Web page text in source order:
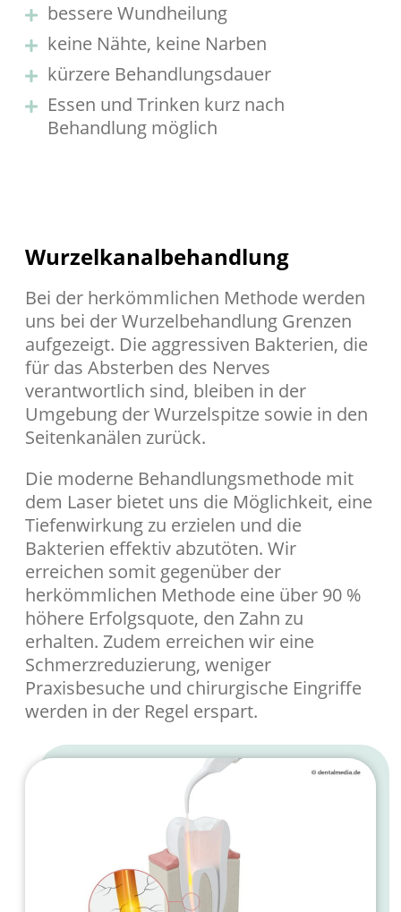
bessere Wundheilung
keine Nähte, keine Narben
kürzere Behandlungsdauer
Essen und Trinken kurz nach
Behandlung möglich
Wurzelkanalbehandlung
Bei der herkömmlichen Methode werden
uns bei der Wurzelbehandlung Grenzen
aufgezeigt. Die aggressiven Bakterien, die
für das Absterben des Nerves
verantwortlich sind, bleiben in der
Umgebung der Wurzelspitze sowie in den
Seitenkanälen zurück.
Die moderne Behandlungsmethode mit
dem Laser bietet uns die Möglichkeit, eine
Tiefenwirkung zu erzielen und die
Bakterien effektiv abzutöten. Wir
erreichen somit gegenüber der
herkömmlichen Methode eine über 90 %
höhere Erfolgsquote, den Zahn zu
erhalten. Zudem erreichen wir eine
Schmerzreduzierung, weniger
Praxisbesuche und chirurgische Eingriffe
werden in der Regel erspart.